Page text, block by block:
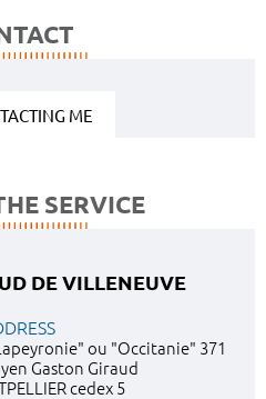
ME
SERVICE
DE VILLENEUVE
ou "Occitanie" 371
Gaston Giraud
cedex 5